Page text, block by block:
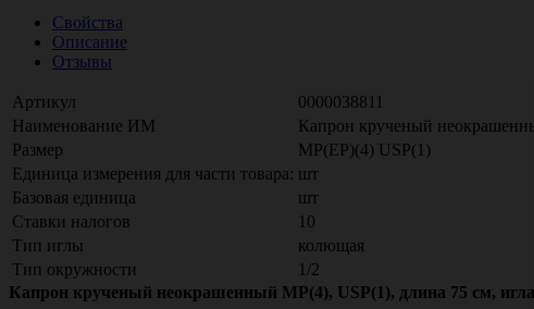
Свойства
Описание
Отзывы
Артикул
0000038811
Наименование ИМ
Капрон крученый
Размер
МР(EP)(4) USP(1)
Единица измерения для части товара: шт
Базовая единица
шт
Ставки налогов
10
Тип иглы
колющая
Тип окружности
1/2
Капрон крученый неокрашенный МР(4), USP(1), длина 75 см,